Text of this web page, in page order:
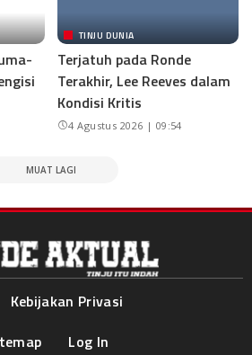
TINJU DUNIA
Terjatuh pada Ronde
Terakhir, Lee Reeves dalam
Kondisi Kritis
4 Agustus 2026 | 09:54
MUAT LAGI
Kebijakan Privasi
Log In